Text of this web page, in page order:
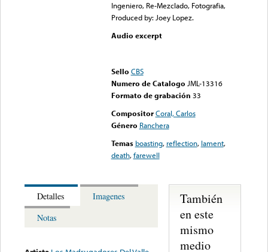
Ingeniero, Re-Mezclado, Fotografia,
Produced by: Joey Lopez.
Audio excerpt
Sello CBS
Numero de Catalogo JML-13316
Formato de grabación 33
Compositor Coral, Carlos
Género Ranchera
Temas boasting, reflection, lament,
death,farewell
Detalles
Imagenes
Notas
También
en este
mismo
medio